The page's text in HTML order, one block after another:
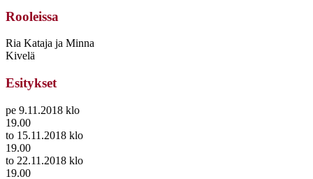
Rooleissa
Ria Kataja ja Minna
Kivelä
Esitykset
pe 9.11.2018 klo
19.00
to 15.11.2018 klo
19.00
to 22.11.2018 klo
19.00